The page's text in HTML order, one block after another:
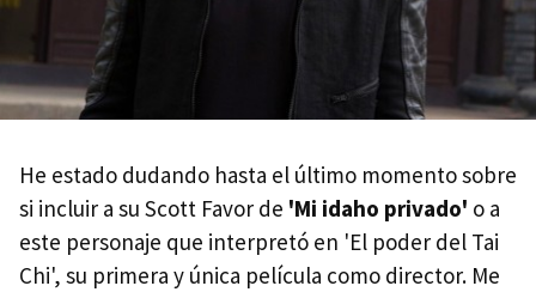
He estado dudando hasta el último momento sobre
si incluir a su Scott Favor de 'Mi idaho privado' o a
este personaje que interpretó en 'El poder del Tai
Chi', su primera y única película como director. Me